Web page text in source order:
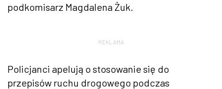
podkomisarz Magdalena Żuk.
REKLAMA
Policjanci apelują o stosowanie się do
przepisów ruchu drogowego podczas